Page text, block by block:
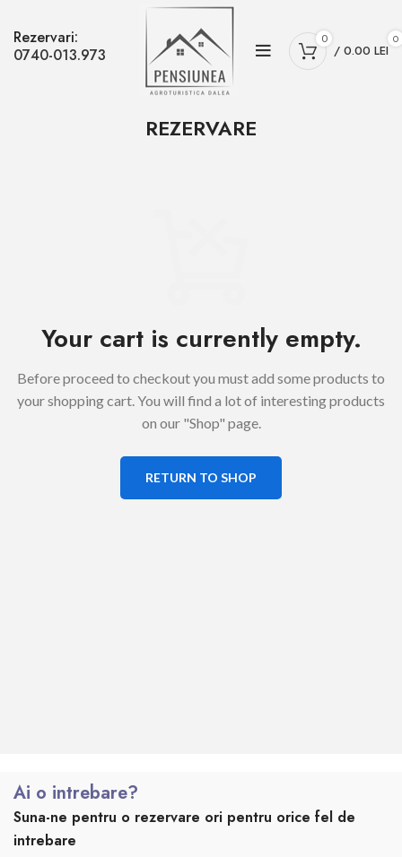
Rezervari:
0740-013.973
0 0
/ 0.00 LEI
REZERVARE
Your cart is currently empty.
Before proceed to checkout you must add some products to
your shopping cart. You will find a lot of interesting products
on our "Shop" page.
RETURN TO SHOP
Ai o intrebare?
Suna-ne pentru o rezervare ori pentru orice fel de
intrebare